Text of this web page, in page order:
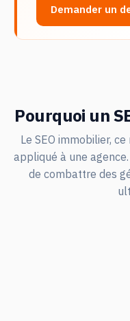
Demander un
Pourquoi un
Le SEO immobilier,
appliqué à une
de combattre des